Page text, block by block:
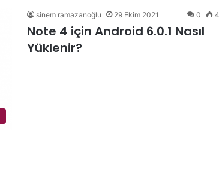
sinem ramazanoğlu 29 Ekim 2021 0
Note 4 için Android 6.0.1 Nasıl
Yüklenir?